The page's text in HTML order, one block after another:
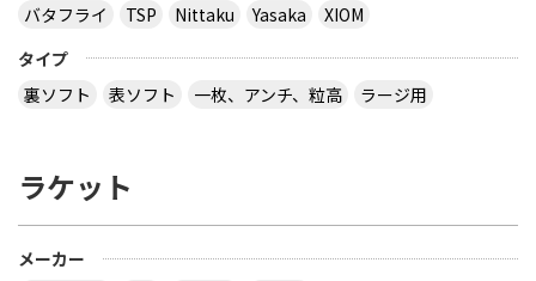
バタフライ
TSP Nittaku Yasaka
XIOM
タイプ
裏ソフト
表ソフト 一枚、アンチ、粒高 ラージ用
ラケット
メーカー